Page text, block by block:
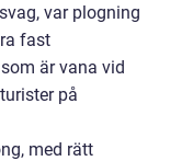
var plogning
fast
är vana vid
på
med rätt